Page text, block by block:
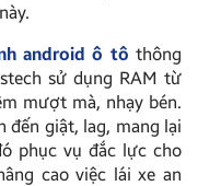
android ô tô thông
sử dụng RAM từ
mượt mà, nhạy bén.
đến giật, lag, mang lại
phục vụ đắc lực cho
cao việc lái xe an